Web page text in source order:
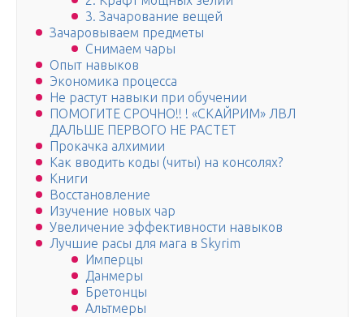
3. Зачарование вещей
Зачаровываем предметы
Снимаем чары
Опыт навыков
Экономика процесса
Не растут навыки при обучении
ПОМОГИТЕ СРОЧНО!! ! «СКАЙРИМ» ЛВЛ
ДАЛЬШЕ ПЕРВОГО НЕ РАСТЕТ
Прокачка алхимии
Как вводить коды (читы) на консолях?
Книги
Восстановление
Изучение новых чар
Увеличение эффективности навыков
Лучшие расы для мага в Skyrim
Имперцы
Данмеры
Бретонцы
Альтмеры